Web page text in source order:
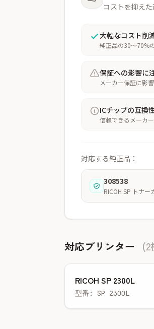
コストを抑え
大幅なコスト削
純正品の30〜70%
保証への影響に
メーカー保証に影
ICチップの互換
信頼できるメーカ
対応する純正品：
308538
RICOH SP トナ
対応プリンター
RICOH SP 2300L
型番: SP 2300L